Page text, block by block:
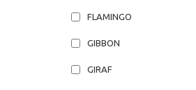
FLAMINGO
GIBBON
GIRAF